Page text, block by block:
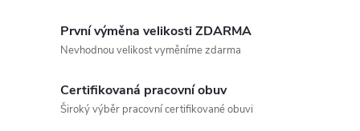
První výměna velikosti ZDARMA
Nevhodnou velikost vyměníme zdarma
Certifikovaná pracovní obuv
Široký výběr pracovní certifikované obuvi